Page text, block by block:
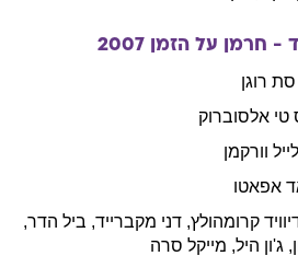
- חרמן על הזמן 2007
סת רוגן
טי אלסוברוק
לייל וורקמן
אפאטו
קרומהולץ, דני מקברייד, ביל הדר,
, ג'ון היל, מייקל סרה